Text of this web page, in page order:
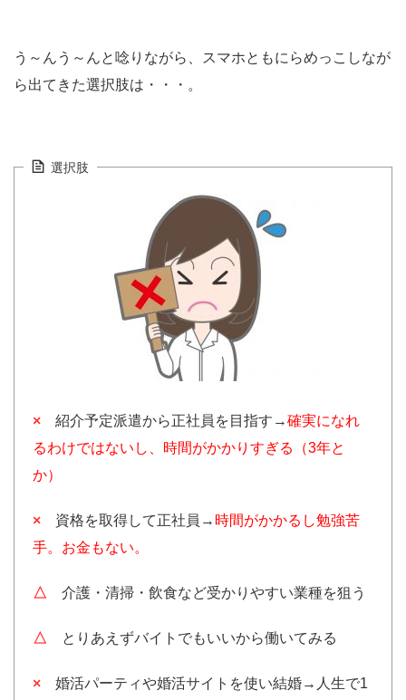
う～んう～んと唸りながら、スマホともにらめっこしなが
ら出てきた選択肢は・・・。
選択肢
× 紹介予定派遣から正社員を目指す→確実になれ
るわけではないし、時間がかかりすぎる（3年と
か）
× 資格を取得して正社員→ 時間がかかるし勉強苦
手。お金もない。
△ 介護・清掃・飲食など受かりやすい業種を狙う
△ とりあえずバイトでもいいから働いてみる
× 婚活パーティや婚活サイトを使い結婚→人生で1